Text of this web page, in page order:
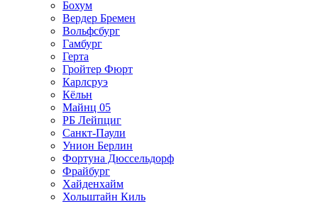
Бохум
Вердер Бремен
Вольфсбург
Гамбург
Герта
Гройтер Фюрт
Карлсруэ
Кёльн
Майнц 05
РБ Лейпциг
Санкт-Паули
Унион Берлин
Фортуна Дюссельдорф
Фрайбург
Хайденхайм
Хольштайн Киль